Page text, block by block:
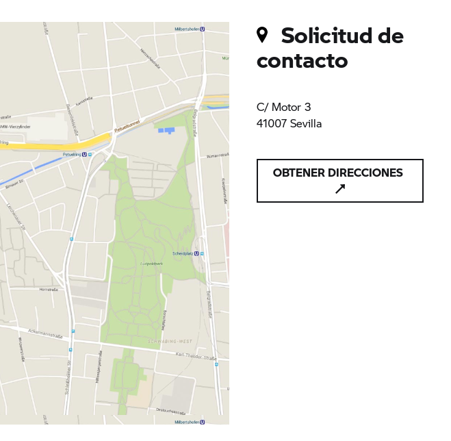
Solicitud de
contacto
C/ Motor 3
41007 Sevilla
OBTENER DIRECCIONES